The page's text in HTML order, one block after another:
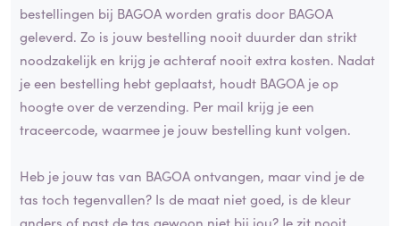
bestellingen bij BAGOA worden gratis door BAGOA
geleverd. Zo is jouw bestelling nooit duurder dan strikt
noodzakelijk en krijg je achteraf nooit extra kosten. Nadat
je een bestelling hebt geplaatst, houdt BAGOA je op
hoogte over de verzending. Per mail krijg je een
traceercode, waarmee je jouw bestelling kunt volgen.
Heb je jouw tas van BAGOA ontvangen, maar vind je de
tas toch tegenvallen? Is de maat niet goed, is de kleur
anders of past de tas gewoon niet bij jou? Je zit nooit